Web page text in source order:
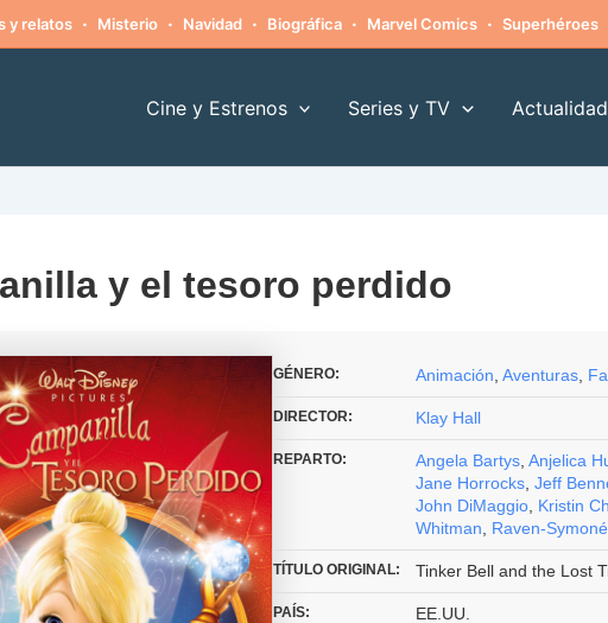
y relatos · Misterio · Navidad · Biográfica · Marvel Comics · Superhéroes
Cine y Estrenos Series y TV Actualidad
y el tesoro perdido
GÉNERO: Animación Aventuras
DIRECTOR: Klay Hall
REPARTO: Angela Bartys Anjelica
Jane Horrocks Jeff
John DiMaggio Kristin
Whitman
Raven-Symoné
TÍTULO ORIGINAL: Tinker Bell and the Lost
PAÍS: EE.UU.